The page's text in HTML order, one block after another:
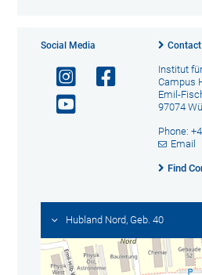
Social Media Contact
Institut
Campus
Emil-
97074
Phone:
Email
Find
Hubland Nord, Geb. 40